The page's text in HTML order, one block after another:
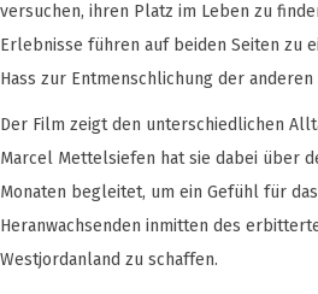
versuchen, ihren Platz im Leben zu
Erlebnisse führen auf beiden Seiten zu
Hass zur Entmenschlichung der anderen
Der Film zeigt den unterschiedlichen
Marcel Mettelsiefen hat sie dabei über
Monaten begleitet, um ein Gefühl für
Heranwachsenden inmitten des
Westjordanland zu schaffen.